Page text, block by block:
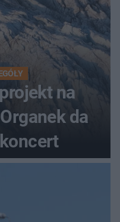
na
da